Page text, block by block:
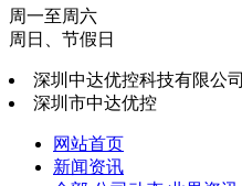
周一至周六
周日、节假日
深圳中达优控科技有限公司
深圳市中达优控
网站首页
新闻资讯